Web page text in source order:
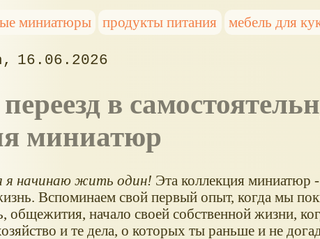
миниатюры продукты питания мебель для
16.06.2026
миниатюр
я начинаю жить один! Эта коллекция миниатюр
Вспоминаем свой первый опыт, когда мы
общежития, начало своей собственной жизни,
и те дела, о которых ты раньше и не